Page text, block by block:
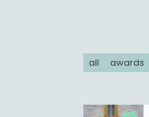
all awards